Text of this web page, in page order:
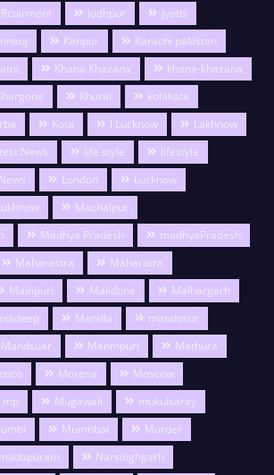
Rcuirment Jodhpur
jyotis
Kanpur
Karachi pakistan
Khana Khazana
khana-khazana
Khurai
kolakata
Kota l Lucknow
Lakhnow
News life style
lifestyle
London
Lucknow
Machalpur
Madhya Pradesh
madhyaPradesh
Maharastra
Maharatra
Mainpuri Makdone
Malhargarh
Mandla
mandosur
Mandsuar Manmpuri
Mathura
Morena
Moscow
mp Mugawali
mukulsaray
Mumnbai
Murder
Narsinghgarh